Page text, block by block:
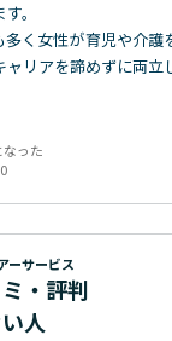
。
多く女性が育児や介護
リアを諦めずに両立
なった
0
ーサービス
・評判
人